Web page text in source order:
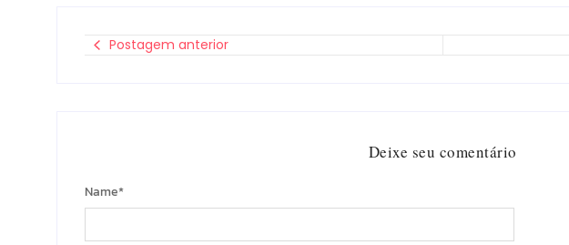
Postagem anterior
Deixe seu comentário
Name*